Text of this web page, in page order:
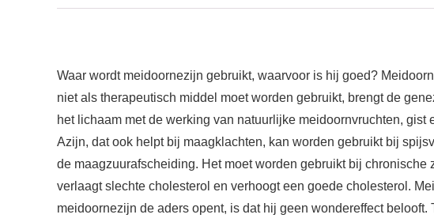
Waar wordt meidoornezijn gebruikt, waarvoor is hij goed?
niet als therapeutisch middel moet worden gebruikt, brengt de
het lichaam met de werking van natuurlijke meidoornvruchten,
Azijn, dat ook helpt bij maagklachten, kan worden gebruikt bij
de maagzuurafscheiding. Het moet worden gebruikt bij
verlaagt slechte cholesterol en verhoogt een goede cholesterol.
meidoornezijn de aders opent, is dat hij geen wondereffect